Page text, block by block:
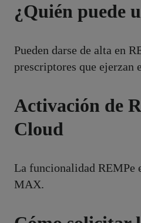
¿Quién puede
Pueden darse de alta en
prescriptores que ejerzan
Activación de
Cloud
La funcionalidad REMPe
MAX.